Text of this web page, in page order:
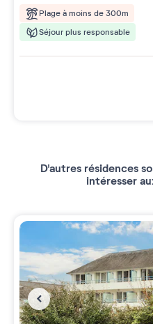
Plage à moins de 300m
Séjour plus responsable
D'autres résidences
intéresser